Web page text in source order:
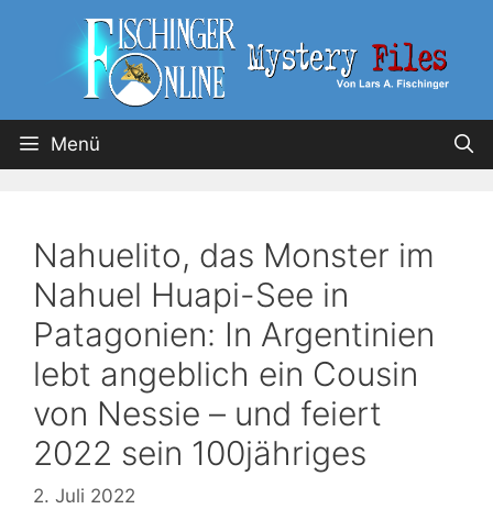
Menü
Nahuelito, das Monster im
Nahuel Huapi-See in
Patagonien: In Argentinien
lebt angeblich ein Cousin
von Nessie – und feiert
2022 sein 100jähriges
2. Juli 2022